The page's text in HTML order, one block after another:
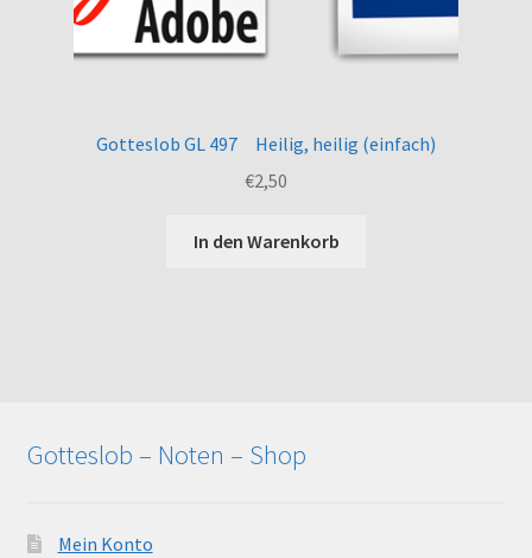
Gotteslob GL 497 Heilig, heilig (einfach)
€2,50
In den Warenkorb
Gotteslob – Noten – Shop
Mein Konto